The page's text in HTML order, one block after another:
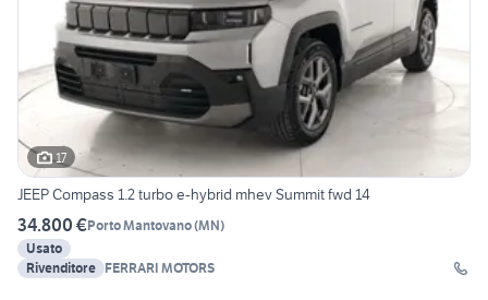
17
JEEP Compass 1.2 turbo e-hybrid mhev Summit fwd 14
34.800 €Porto Mantovano(MN)
Usato
Rivenditore FERRARI MOTORS